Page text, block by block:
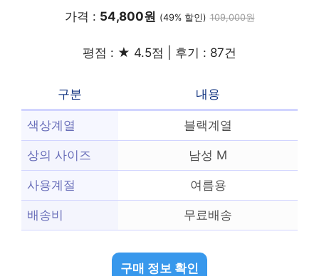
가격 : 54,800원 (49% 할인) 109,000원
평점 : ★ 4.5점 | 후기 : 87건
구분 내용
색상계열 블랙계열
상의 사이즈 남성 M
사용계절 여름용
배송비 무료배송
구매 정보 확인